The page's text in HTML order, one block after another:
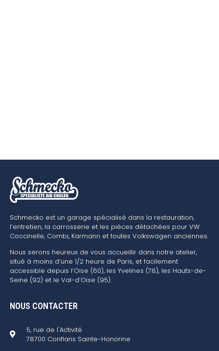
Schmecko est un garage spécialisé dans la restauration,
l’entretien, la carrosserie et les pièces détachées pour VW
Coccinelle, Combi, Karmann et toutes Volkswagen anciennes.
Nous serons heureux de vous accueillir dans notre atelier,
situé à moins d’une 1/2 heure de Paris, et facilement
accessible depuis l’Oise (60), les Yvelines (78), les Hauts-de-
Seine (92) et le Val-d’Oise (95).
NOUS CONTACTER
5, rue de l'Activité
78700 Conflans Sainte-Honorine